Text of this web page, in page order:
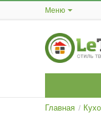
Меню
Главная /